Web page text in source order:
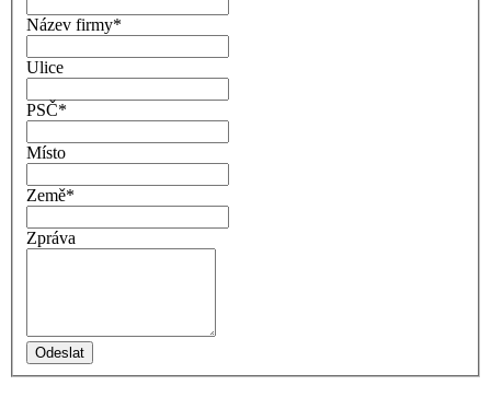
Název firmy*
Ulice
PSČ*
Místo
Země*
Zpráva